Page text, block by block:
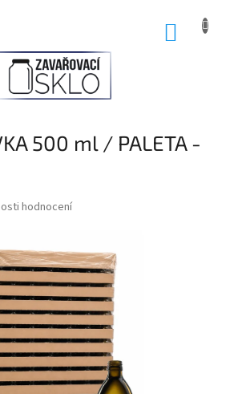
500 ml / PALETA -
hodnocení